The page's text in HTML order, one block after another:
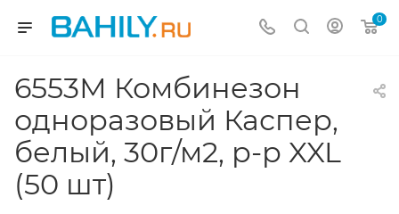
0
6553М Комбинезон
одноразовый Каспер,
белый, 30г/м2, р-р XXL
(50 шт)